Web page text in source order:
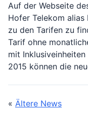
Auf der Webseite
Hofer Telekom
zu den Tarifen zu
Tarif ohne
mit
2015 können die
« Ältere News